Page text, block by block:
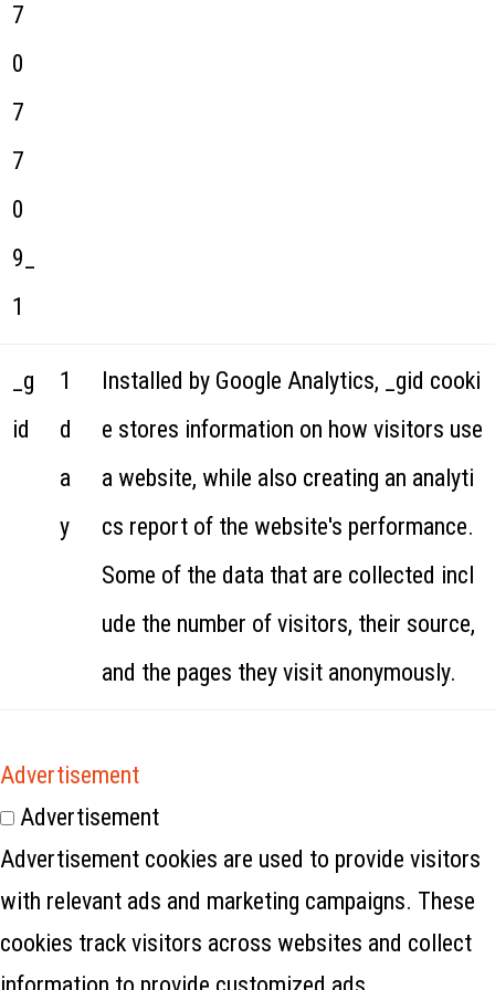
7
0
7
7
0
9_
1
_g
id
1
d
a
y
Installed by Google Analytics, _gid cooki
e stores information on how visitors use
a website, while also creating an analyti
cs report of the website's performance.
Some of the data that are collected incl
ude the number of visitors, their source,
and the pages they visit anonymously.
Advertisement
Advertisement
Advertisement cookies are used to provide visitors
with relevant ads and marketing campaigns. These
cookies track visitors across websites and collect